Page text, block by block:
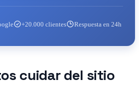
+20.000 clientes Respuesta en 24h
cuidar del sitio